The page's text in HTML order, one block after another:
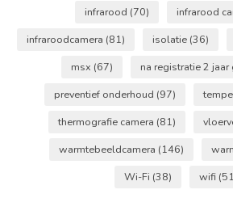
infrarood (70) infrarood
infraroodcamera (81) isolatie (36)
msx (67) na registratie 2 jaar
preventief onderhoud (97)
thermografie camera (81)
warmtebeeldcamera (146)
Wi-Fi (38) wifi